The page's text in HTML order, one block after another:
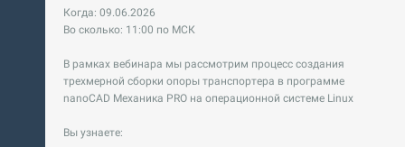
Когда: 09.06.2026
Во сколько: 11:00 по МСК
В рамках вебинара мы рассмотрим процесс создания
трехмерной сборки опоры транспортера в программе
nanoCAD Механика PRO на операционной системе Linux
Вы узнаете: